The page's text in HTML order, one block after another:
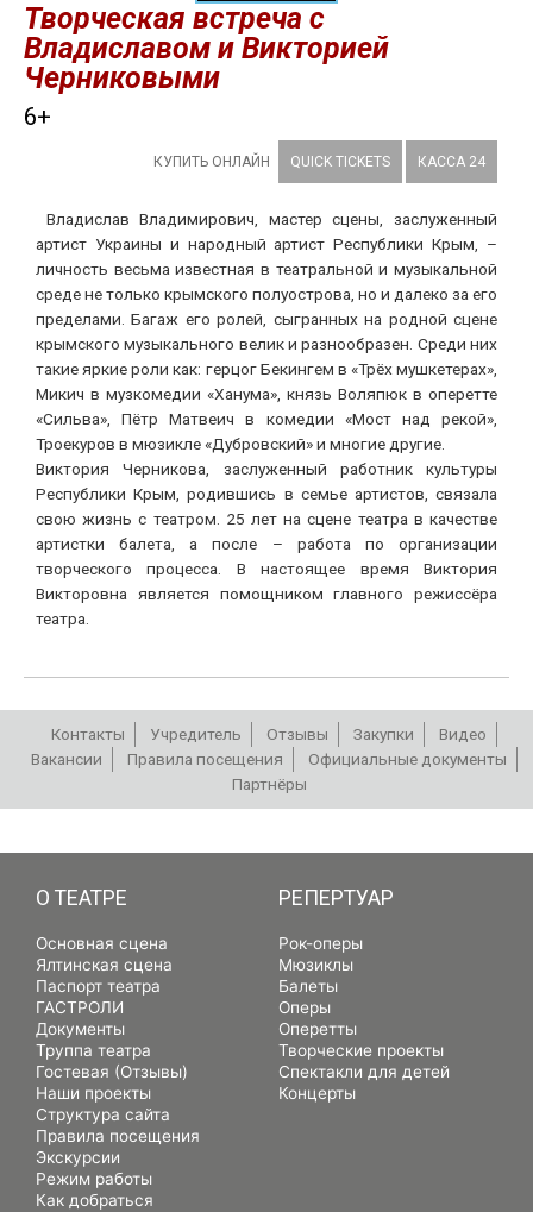
Творческая встреча с
Владиславом и Викторией
Черниковыми
6+
КУПИТЬ ОНЛАЙН QUICK TICKETS КАССА 24
Владислав Владимирович, мастер сцены, заслуженный
артист Украины и народный артист Республики Крым, –
личность весьма известная в театральной и музыкальной
среде не только крымского полуострова, но и далеко за его
пределами. Багаж его ролей, сыгранных на родной сцене
крымского музыкального велик и разнообразен. Среди них
такие яркие роли как: герцог Бекингем в «Трёх мушкетерах»,
Микич в музкомедии «Ханума», князь Воляпюк в оперетте
«Сильва», Пётр Матвеич в комедии «Мост над рекой»,
Троекуров в мюзикле «Дубровский» и многие другие.
Виктория Черникова, заслуженный работник культуры
Республики Крым, родившись в семье артистов, связала
свою жизнь с театром. 25 лет на сцене театра в качестве
артистки балета, а после – работа по организации
творческого процесса. В настоящее время Виктория
Викторовна является помощником главного режиссёра
театра.
Контакты Учредитель Отзывы Закупки
Видео
Вакансии
Правила посещения
Официальные документы
Партнёры
О ТЕАТРЕ
Основная сцена
Ялтинская сцена
Паспорт театра
ГАСТРОЛИ
Документы
Труппа театра
Гостевая (Отзывы)
Наши проекты
Структура сайта
Правила посещения
Экскурсии
Режим работы
Как добраться
РЕПЕРТУАР
Рок-оперы
Мюзиклы
Балеты
Оперы
Оперетты
Творческие проекты
Спектакли для детей
Концерты